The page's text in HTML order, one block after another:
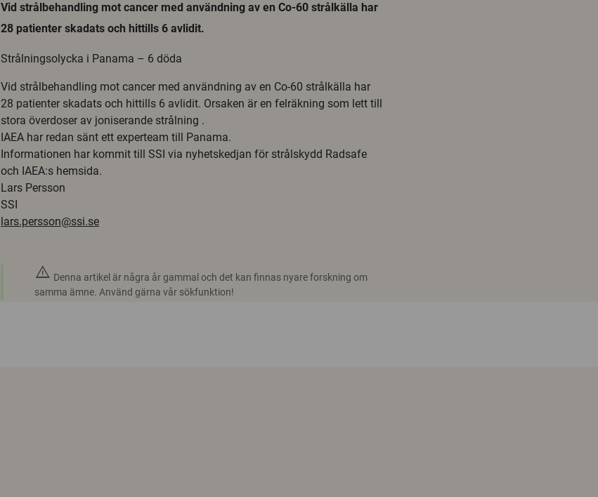
Vid strålbehandling mot cancer med användning av en Co-60 strålkälla har
28 patienter skadats och hittills 6 avlidit.
Strålningsolycka i Panama – 6 döda
Vid strålbehandling mot cancer med användning av en Co-60 strålkälla har
28 patienter skadats och hittills 6 avlidit. Orsaken är en felräkning som lett till
stora överdoser av joniserande strålning .
IAEA har redan sänt ett experteam till Panama.
Informationen har kommit till SSI via nyhetskedjan för strålskydd Radsafe
och IAEA:s hemsida.
Lars Persson
SSI
lars.persson@ssi.se
warning Denna artikel är några år gammal och det kan finnas nyare forskning om
samma ämne. Använd gärna vår sökfunktion!